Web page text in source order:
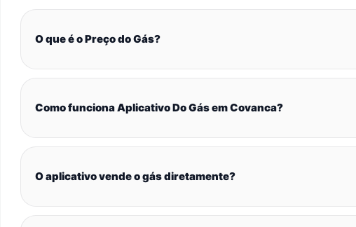
O que é o Preço do Gás?
Como funciona Aplicativo Do Gás em Covanca?
O aplicativo vende o gás diretamente?